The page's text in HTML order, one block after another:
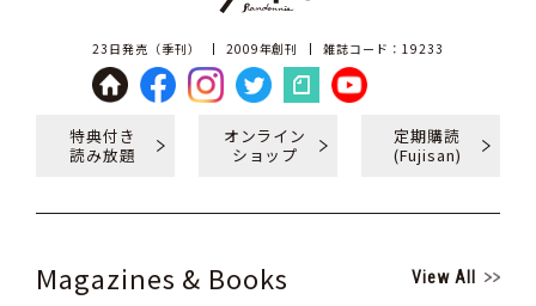
23日発売（季刊） 2009年創刊 雑誌コード：19233
特典付き
読み放題
オンライン
ショップ
定期購読
(Fujisan)
Magazines & Books View All